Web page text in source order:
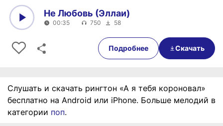
00:35
Не Любовь (Эллаи)
00:35 750 58
Подробнее Скачать
Слушать и скачать рингтон «А я тебя короновал»
бесплатно на Android или iPhone. Больше мелодий в
категории поп.